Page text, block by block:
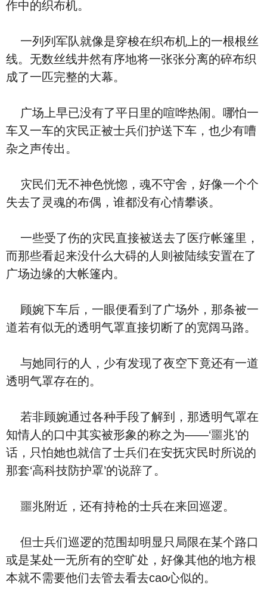
作中的织布机。
一列列军队就像是穿梭在织布机上的一根根丝
线。无数丝线井然有序地将一张张分离的碎布织
成了一匹完整的大幕。
广场上早已没有了平日里的喧哗热闹。哪怕一
车又一车的灾民正被士兵们护送下车，也少有嘈
杂之声传出。
灾民们无不神色恍惚，魂不守舍，好像一个个
失去了灵魂的布偶，谁都没有心情攀谈。
一些受了伤的灾民直接被送去了医疗帐篷里，
而那些看起来没什么大碍的人则被陆续安置在了
广场边缘的大帐篷内。
顾婉下车后，一眼便看到了广场外，那条被一
道若有似无的透明气罩直接切断了的宽阔马路。
与她同行的人，少有发现了夜空下竟还有一道
透明气罩存在的。
若非顾婉通过各种手段了解到，那透明气罩在
知情人的口中其实被形象的称之为——‘噩兆’的
话，只怕她也就信了士兵们在安抚灾民时所说的
那套‘高科技防护罩’的说辞了。
噩兆附近，还有持枪的士兵在来回巡逻。
但士兵们巡逻的范围却明显只局限在某个路口
或是某处一无所有的空旷处，好像其他的地方根
本就不需要他们去管去看去cao心似的。